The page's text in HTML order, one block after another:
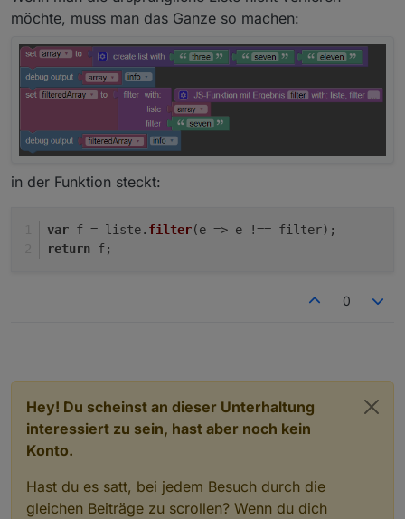
möchte, muss man das Ganze so machen:
in der Funktion steckt:
var f = liste. filter(e => e !== filter);
return f;
0
Hey! Du scheinst an dieser Unterhaltung
interessiert zu sein, hast aber noch kein
Konto.
Hast du es satt, bei jedem Besuch durch die
gleichen Beiträge zu scrollen? Wenn du dich